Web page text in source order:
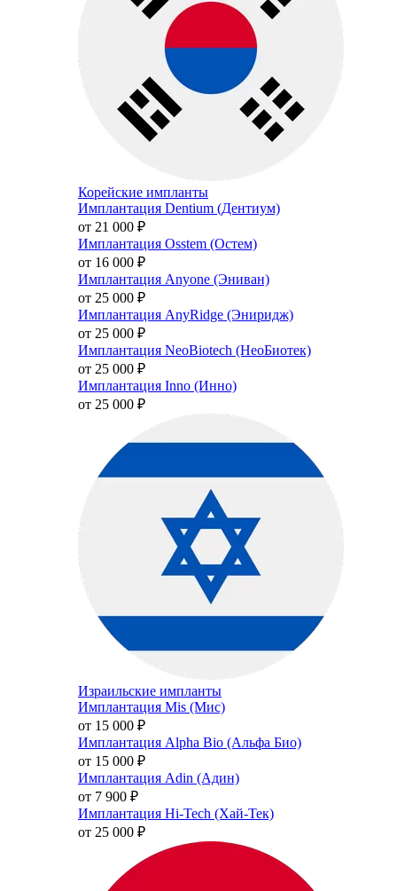
Корейские импланты
Имплантация Dentium (Дентиум)
от 21 000 ₽
Имплантация Osstem (Остем)
от 16 000 ₽
Имплантация Anyone (Эниван)
от 25 000 ₽
Имплантация AnyRidge (Эниридж)
от 25 000 ₽
Имплантация NeoBiotech (НеоБиотек)
от 25 000 ₽
Имплантация Inno (Инно)
от 25 000 ₽
Израильские импланты
Имплантация Mis (Мис)
от 15 000 ₽
Имплантация Alpha Bio (Альфа Био)
от 15 000 ₽
Имплантация Adin (Адин)
от 7 900 ₽
Имплантация Hi-Tech (Хай-Тек)
от 25 000 ₽